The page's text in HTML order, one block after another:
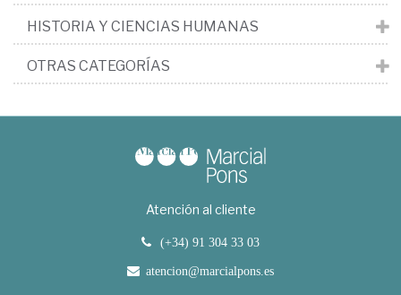
HISTORIA Y CIENCIAS HUMANAS
OTRAS CATEGORÍAS
Atención al cliente
(+34) 91 304 33 03
atencion@marcialpons.es